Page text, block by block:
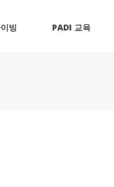
빙 PADI 교육